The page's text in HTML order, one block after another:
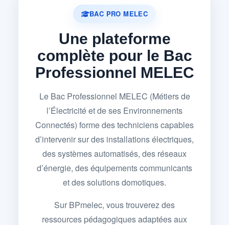
BAC PRO MELEC
Une plateforme
complète pour le Bac
Professionnel MELEC
Le Bac Professionnel MELEC (Métiers de
l’Électricité et de ses Environnements
Connectés) forme des techniciens capables
d’intervenir sur des installations électriques,
des systèmes automatisés, des réseaux
d’énergie, des équipements communicants
et des solutions domotiques.
Sur BPmelec, vous trouverez des
ressources pédagogiques adaptées aux